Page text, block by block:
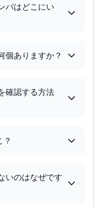
パはどこにい
個ありますか？
確認する方法
いのはなぜです